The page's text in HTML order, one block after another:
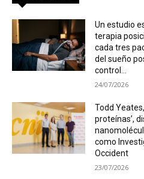
Un estudio
terapia
cada tres
del sueño
control...
24/07/2026
Todd
proteínas’,
como
Occident
23/07/2026